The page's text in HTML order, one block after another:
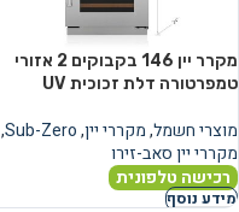
מקרר יין 146 בקבוקים 2 אזורי
טמפרטורה דלת זכוכית UV
מוצרי חשמל,מקררי יין,
Sub-Zero
,
מקררי יין סאב-זירו
רכישה טלפונית
מידע נוסף